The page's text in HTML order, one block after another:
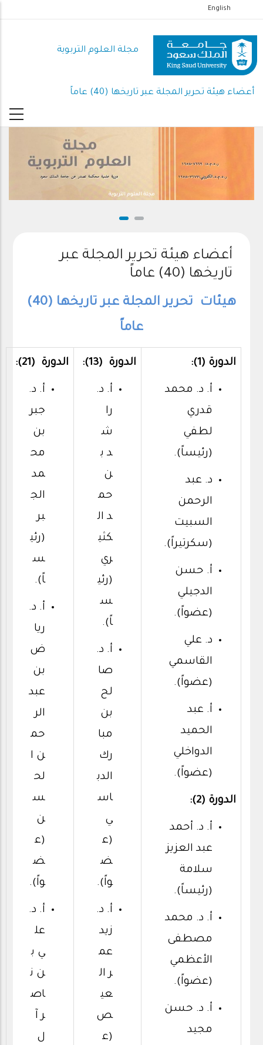
إلى
المحتوى
الرئيسي
English
مجلة العلوم التربوية
أعضاء هيئة تحرير المجلة عبر تاريخها (40) عاماً
مجلة العلوم التربوية
أعضاء هيئة تحرير المجلة عبر
تاريخها (40) عاماً
هيئات تحرير المجلة عبر تاريخها (40)
عاماً
الدورة (1):
أ. د. محمد
قدري
لطفي
(رئيساً).
د. عبد
الرحمن
السبيت
(سكرتيراً).
أ. حسن
الدجيلي
(عضواً).
د. علي
القاسمي
(عضواً).
أ. عبد
الحميد
الدواخلي
(عضواً).
الدورة (2):
أ. د. أحمد
عبد العزيز
سلامة
(رئيساً).
أ. د. محمد
مصطفى
الأعظمي
(عضواً).
أ. د. حسن
مجيد
الدورة (13):
أ. د.
را
ش
د ب
ن
حم
د ال
كثي
ري
(رئي
س
اً).
أ. د.
صا
لح
بن
مبا
رك
الدب
اس
ي
(ع
ض
واً).
أ. د.
زيد
عم
ر ال
عي
ص
(ع
الدورة (21):
أ. د.
جبر
بن
مح
مد
الج
بر
(رئي
س
اً).
أ. د.
ريا
ض
بن
عبد
الر
حم
ن ا
لح
س
ن
(ع
ض
واً).
أ. د.
عل
ي ب
ن ن
اص
ر آ
ل